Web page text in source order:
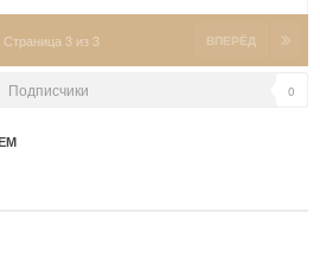
ВПЕРЁД
Страница 3 из 3
Подписчики 0